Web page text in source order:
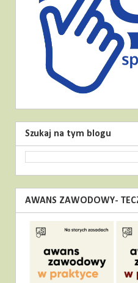
Szukaj na tym blogu
AWANS ZAWODOWY-